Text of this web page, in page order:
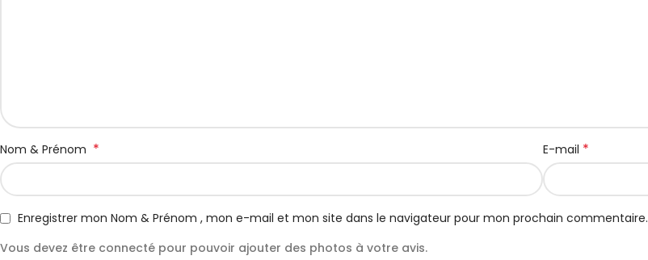
Nom & Prénom * E-mail *
Enregistrer mon Nom & Prénom , mon e-mail et mon site dans le navigateur pour mon prochain commentaire.
Vous devez être connecté pour pouvoir ajouter des photos à votre avis.